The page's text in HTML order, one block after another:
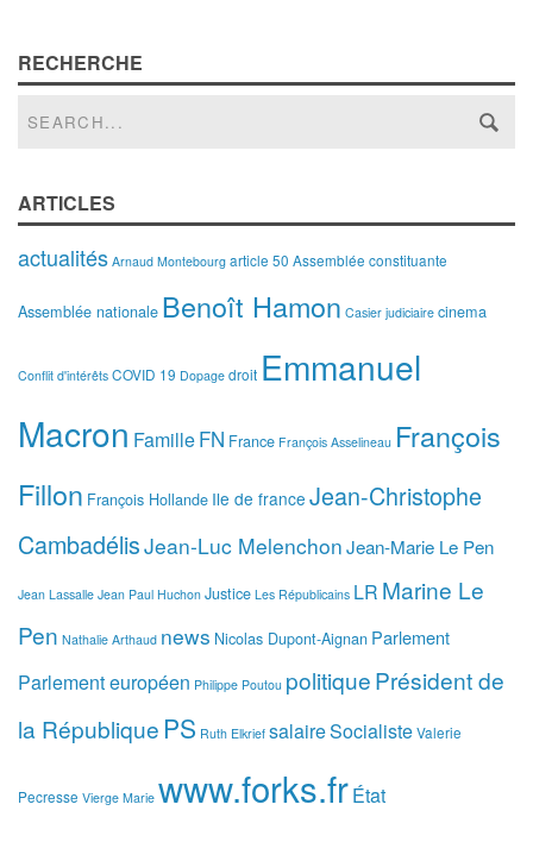
RECHERCHE
ARTICLES
actualités Arnaud Montebourg article 50 Assemblée constituante
Assemblée nationale Benoît Hamon Casier judiciaire cinema
Conflit d'intérêts COVID 19 Dopage droit Emmanuel
Macron FamilleFN France François Asselineau François
Fillon François Hollande Ile de france Jean-Christophe
CambadélisJean-Luc MelenchonJean-Marie Le Pen
Jean Lassalle Jean Paul Huchon Justice Les Républicains LR Marine Le
Pen Nathalie Arthaud news Nicolas Dupont-Aignan Parlement
Parlement européen Philippe Poutou politiquePrésident de
la République PS Ruth Elkrief salaireSocialisteValerie
Pecresse Vierge Marie www.forks.frÉtat